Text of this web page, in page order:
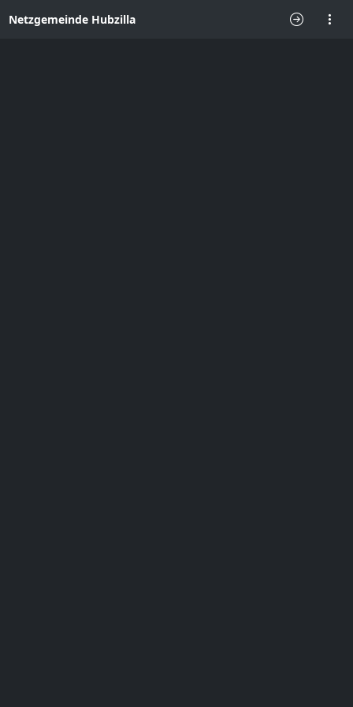
Netzgemeinde Hubzilla